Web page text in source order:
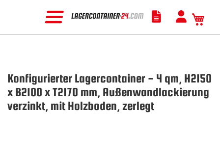
Konfigurierter Lagercontainer - 4 qm, H2150
x B2100 x T2170 mm, Außenwandlackierung
verzinkt, mit Holzboden, zerlegt